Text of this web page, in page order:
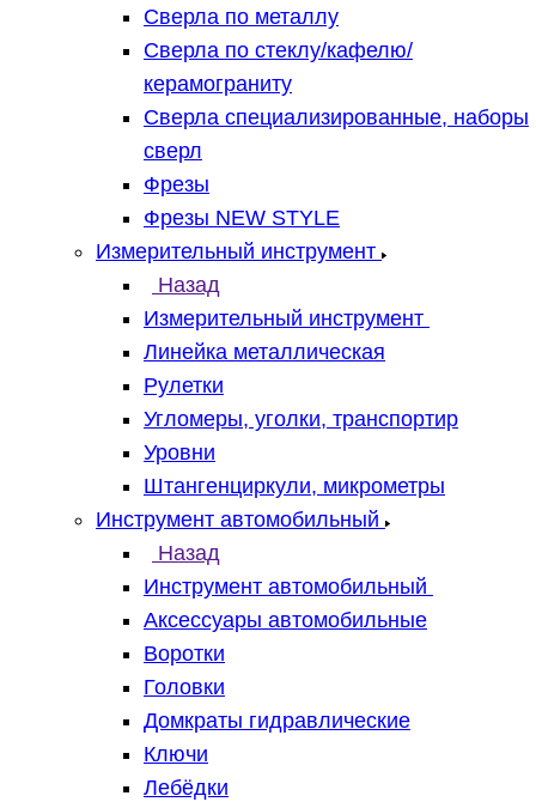
Сверла по металлу
Сверла по стеклу/кафелю/
керамограниту
Сверла специализированные, наборы
сверл
Фрезы
Фрезы NEW STYLE
Измерительный инструмент
Назад
Измерительный инструмент
Линейка металлическая
Рулетки
Угломеры, уголки, транспортир
Уровни
Штангенциркули, микрометры
Инструмент автомобильный
Назад
Инструмент автомобильный
Аксессуары автомобильные
Воротки
Головки
Домкраты гидравлические
Ключи
Лебёдки